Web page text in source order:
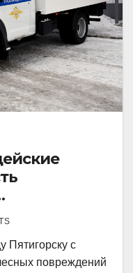
жителю
Пятигорску с
повреждений